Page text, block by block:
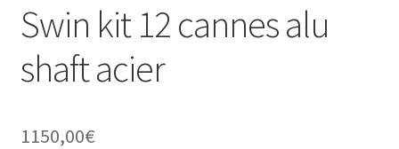
Swin kit 12 cannes alu
shaft acier
1150,00€